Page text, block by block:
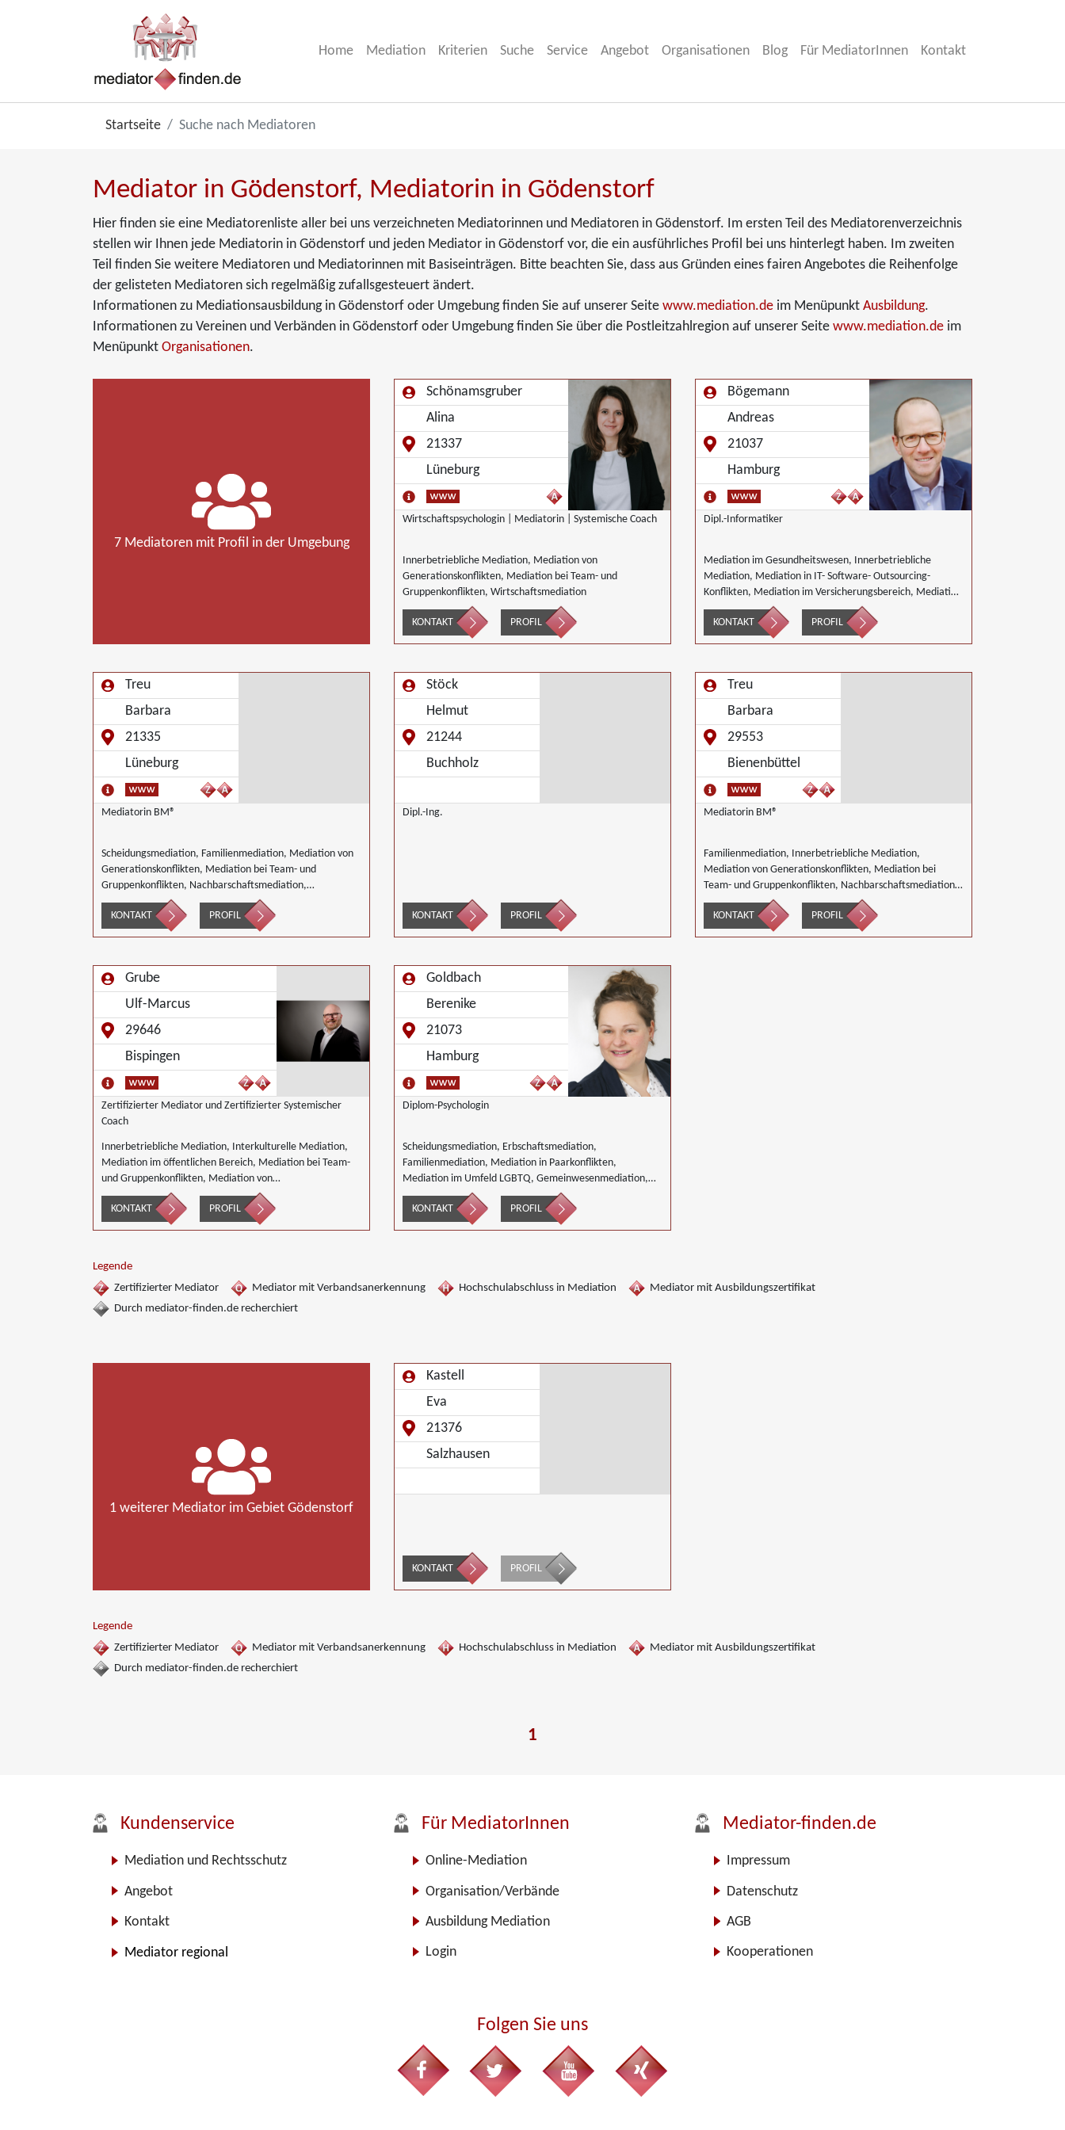
Home Mediation Kriterien Suche Service Angebot Organisationen Blog Für MediatorInnen Kontakt
Startseite Suche nach Mediatoren
Mediator in Gödenstorf, Mediatorin in Gödenstorf
Hier finden sie eine Mediatorenliste aller bei uns verzeichneten Mediatorinnen und Mediatoren in Gödenstorf. Im ersten Teil des Mediatorenverzeichnis
stellen wir Ihnen jede Mediatorin in Gödenstorf und jeden Mediator in Gödenstorf vor, die ein ausführliches Profil bei uns hinterlegt haben. Im zweiten
Teil finden Sie weitere Mediatoren und Mediatorinnen mit Basiseinträgen. Bitte beachten Sie, dass aus Gründen eines fairen Angebotes die Reihenfolge
der gelisteten Mediatoren sich regelmäßig zufallsgesteuert ändert.
Informationen zu Mediationsausbildung in Gödenstorf oder Umgebung finden Sie auf unserer Seite www.mediation.de im Menüpunkt Ausbildung.
Informationen zu Vereinen und Verbänden in Gödenstorf oder Umgebung finden Sie über die Postleitzahlregion auf unserer Seite www.mediation.de im
Menüpunkt Organisationen.
7 Mediatoren mit Profil in der Umgebung
Schönamsgruber
Alina
21337
Lüneburg
Wirtschaftspsychologin | Mediatorin | Systemische Coach
Innerbetriebliche Mediation, Mediation von
Generationskonflikten, Mediation bei Team- und
Gruppenkonflikten, Wirtschaftsmediation
KONTAKT PROFIL
Bögemann
Andreas
21037
Hamburg
Dipl.-Informatiker
Mediation im Gesundheitswesen, Innerbetriebliche
Mediation, Mediation in IT- Software- Outsourcing-
Konflikten, Mediation im Versicherungsbereich, Mediation
von Generationskonflikten, Mediation bei
Gesellschafterkonflikten, Mediation im öffentlichen
Bereich, Mediation bei Team- und Gruppenkonflikten,
Wirtschaftsmediation
KONTAKT PROFIL
Treu
Barbara
21335
Lüneburg
Mediatorin BM®
Scheidungsmediation, Familienmediation, Mediation von
Generationskonflikten, Mediation bei Team- und
Gruppenkonflikten, Nachbarschaftsmediation,
Landwirtschaft Forstwirtschaft Agrar,
Wirtschaftsmediation
KONTAKT PROFIL
Stöck
Helmut
21244
Buchholz
Dipl.-Ing.
KONTAKT PROFIL
Treu
Barbara
29553
Bienenbüttel
Mediatorin BM®
Familienmediation, Innerbetriebliche Mediation,
Mediation von Generationskonflikten, Mediation bei
Team- und Gruppenkonflikten, Nachbarschaftsmediation,
Landwirtschaft Forstwirtschaft Agrar,
Wirtschaftsmediation
KONTAKT PROFIL
Grube
Ulf-Marcus
29646
Bispingen
Zertifizierter Mediator und Zertifizierter Systemischer
Coach
Innerbetriebliche Mediation, Interkulturelle Mediation,
Mediation im öffentlichen Bereich, Mediation bei Team-
und Gruppenkonflikten, Mediation von
Unternehmensnachfolgen, Wirtschaftsmediation
KONTAKT
PROFIL
Goldbach
Berenike
21073
Hamburg
Diplom-Psychologin
Scheidungsmediation, Erbschaftsmediation,
Familienmediation, Mediation in Paarkonflikten,
Mediation im Umfeld LGBTQ, Gemeinwesenmediation,
Elder Mediation, Mediation im Gesundheitswesen,
Mediation im Bereich Integration und Inklusion,
Innerbetriebliche Mediation, Interkulturelle Mediation,
Unternehmensnachfolgen, Nachbarschaftsmediation,
KONTAKT PROFIL
Legende
Zertifizierter Mediator
Mediator mit Verbandsanerkennung Hochschulabschluss in Mediation
Mediator mit Ausbildungszertifikat
Durch mediator-finden.de recherchiert
1 weiterer Mediator im Gebiet Gödenstorf
Kastell
Eva
21376
Salzhausen
KONTAKT PROFIL
Legende
Zertifizierter Mediator
Mediator mit Verbandsanerkennung Hochschulabschluss in Mediation
Mediator mit Ausbildungszertifikat
Durch mediator-finden.de recherchiert
1
Kundenservice
Mediation und Rechtsschutz
Angebot
Kontakt
Mediator regional
Für MediatorInnen
Online-Mediation
Organisation/Verbände
Ausbildung Mediation
Login
Mediator-finden.de
Impressum
Datenschutz
AGB
Kooperationen
Folgen Sie uns